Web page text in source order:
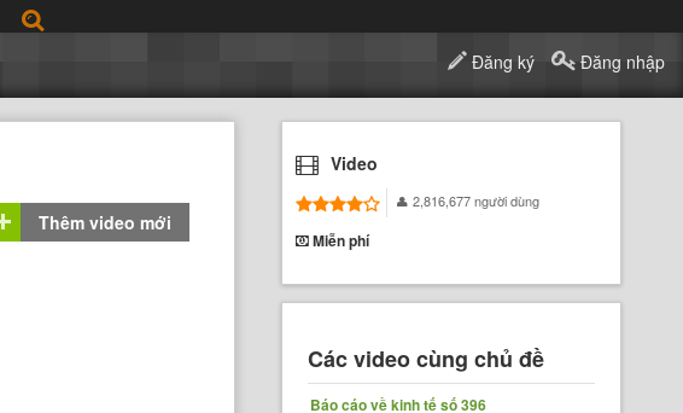
Đăng ký Đăng nhập
Thêm video mới
Video
2,816,677 người dùng
Miễn phí
Các video cùng chủ đề
Báo cáo về kinh tế số 396